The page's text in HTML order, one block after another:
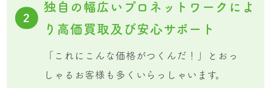
2
独自の幅広いプロネットワークによ
り高価買取及び安心サポート
「これにこんな価格がつくんだ！」とおっ
しゃるお客様も多くいらっしゃいます。